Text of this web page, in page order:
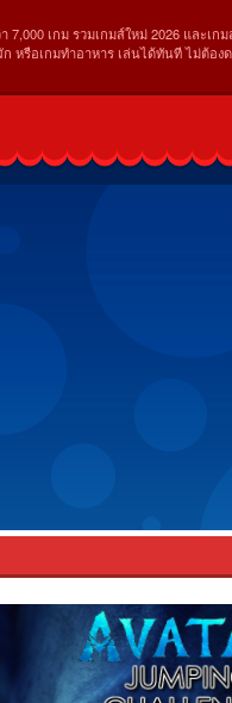
7,000 เกม รวมเกมส์ใหม่ 2026 และเ
ก หรือเกมทำอาหาร เล่นได้ทันที ไม่ต้